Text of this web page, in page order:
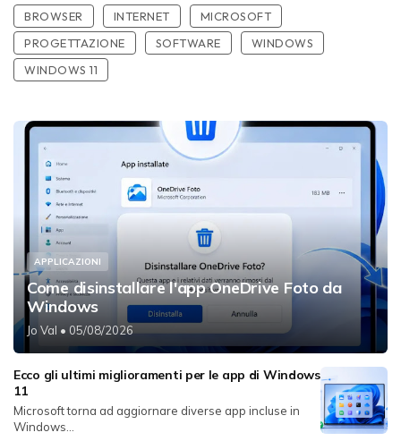
BROWSER INTERNET
MICROSOFT
PROGETTAZIONE
SOFTWARE
WINDOWS
WINDOWS 11
APPLICAZIONI
Come disinstallare l'app OneDrive Foto da
Windows
Jo Val • 05/08/2026
Ecco gli ultimi miglioramenti per le app di Windows
11
Microsoft torna ad aggiornare diverse app incluse in
Windows...